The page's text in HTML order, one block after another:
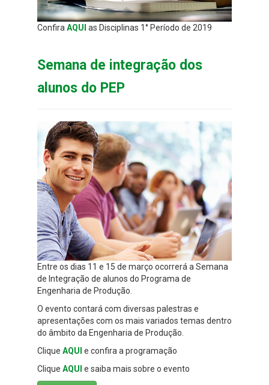
ConfiraAQUI as Disciplinas 1° Período de 2019
Semana de integração dos
alunos do PEP
Entre os dias 11 e 15 de março ocorrerá a Semana
de Integração de alunos do Programa de
Engenharia de Produção.
O evento contará com diversas palestras e
apresentações com os mais variados temas dentro
do âmbito da Engenharia de Produção.
Clique AQUI e confira a programação
Clique AQUI e saiba mais sobre o evento